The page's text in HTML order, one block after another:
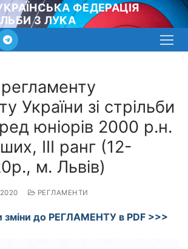
ФЕДЕРАЦІЯ
З ЛУКА
України зі стрільби
юніорів 2000 р.н.
ІІІ ранг (12-
м. Львів)
РЕГЛАМЕНТИ
зміни до РЕГЛАМЕНТУ в PDF >>>